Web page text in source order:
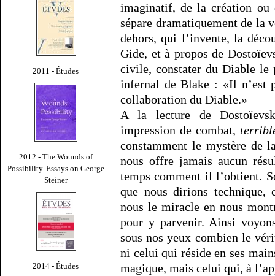
2011 - Études
2012 - The Wounds of
Possibility. Essays on George
Steiner
2014 - Études
imaginatif, de la création
sépare dramatiquement de la
dehors, qui l’invente, la
Gide, et à propos de
civile, constater du Diable le
infernal de Blake : «Il n’est
collaboration du Diable.»
A la lecture de
impression de combat,
constamment le mystère de
nous offre jamais aucun
temps comment il l’obtient.
que nous dirions technique,
nous le miracle en nous
pour y parvenir. Ainsi
sous nos yeux combien le
ni celui qui réside en ses
magique, mais celui qui, à